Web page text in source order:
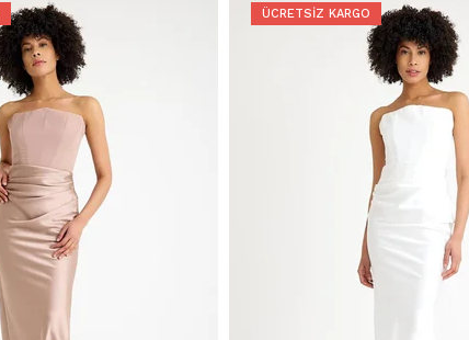
ÜCRETSIZ KARGO